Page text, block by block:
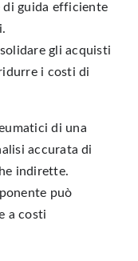
di guida efficiente
gli acquisti
i costi di
di una
accurata di
indirette.
può
a costi